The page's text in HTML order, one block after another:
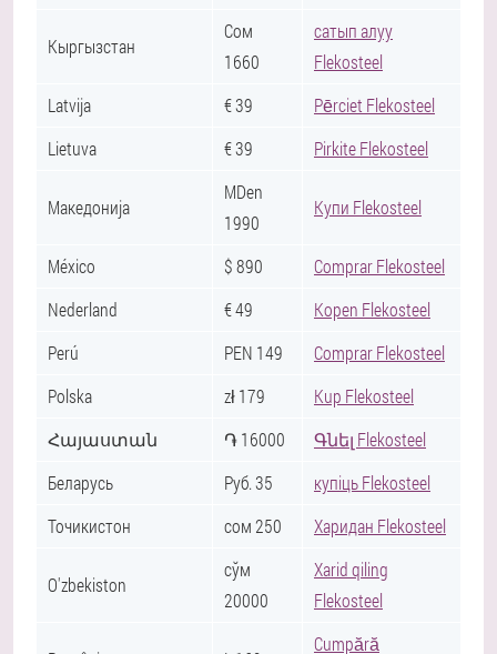
Кыргызстан
Сом
1660
сатып алуу
Flekosteel
Latvija
€ 39
Pērciet Flekosteel
Lietuva
€ 39 Pirkite Flekosteel
Македонија
MDen
1990
Купи Flekosteel
México $ 890
Comprar Flekosteel
Nederland
€ 49
Kopen Flekosteel
Perú
PEN 149
Comprar Flekosteel
Polska
zł 179
Kup Flekosteel
Հայաստան
֏ 16000
Գնել Flekosteel
Беларусь
Руб. 35
купіць Flekosteel
Точикистон
сом 250 Харидан Flekosteel
O'zbekiston
сўм
20000
Xarid qiling
Flekosteel
Cumpără